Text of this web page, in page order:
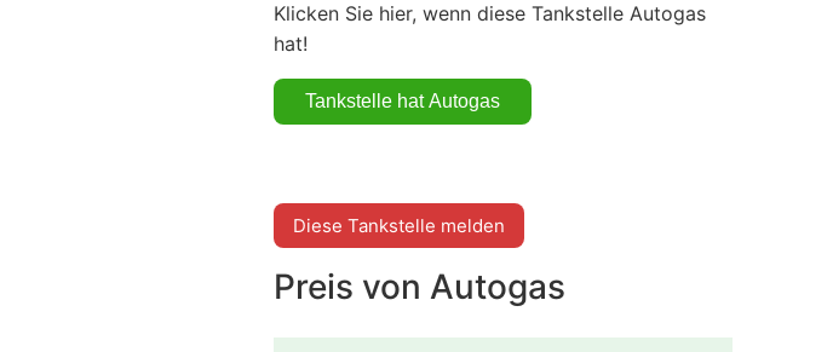
Klicken Sie hier, wenn diese Tankstelle Autogas
hat!
Diese Tankstelle melden
Preis von Autogas